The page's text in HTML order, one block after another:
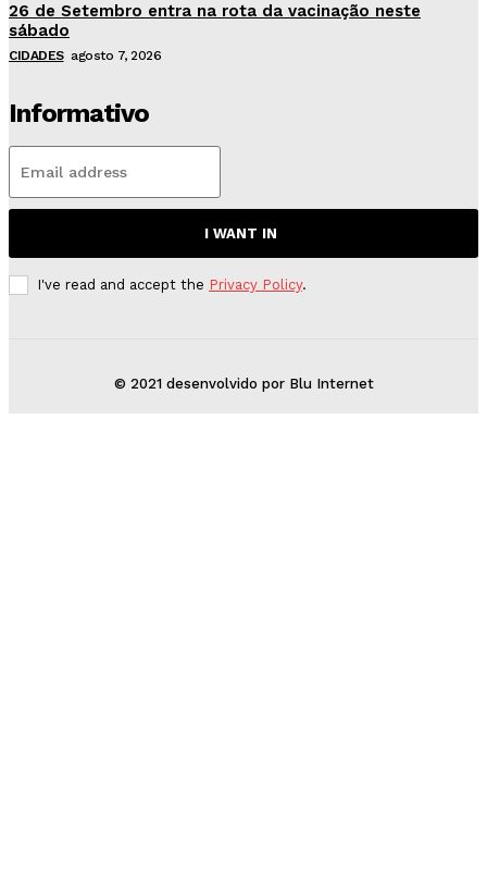
26 de Setembro entra na rota da vacinação neste
sábado
CIDADES agosto 7, 2026
Informativo
I WANT IN
I've read and accept the Privacy Policy.
© 2021 desenvolvido por Blu Internet